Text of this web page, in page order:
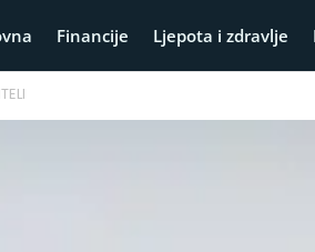
Financije Ljepota i zdravlje